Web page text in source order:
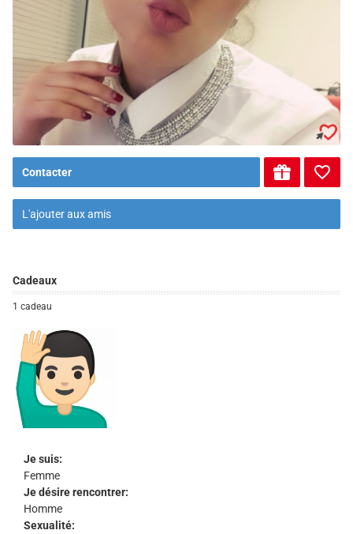
Contacter
L'ajouter aux amis
Cadeaux
1 cadeau
Je suis:
Femme
Je désire rencontrer:
Homme
Sexualité: